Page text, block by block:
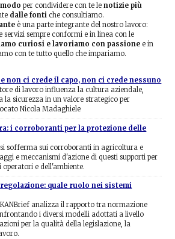
per condividere con te lenotizie più
dalle fonti che consultiamo.
è una parte integrante del nostro lavoro:
servizi sempre conformi e in linea con le
curiosi e lavoriamo con passione e in
con te tutto quello che impariamo.
non ci crede il capo, non ci crede nessuno
di lavoro influenza la cultura aziendale,
la sicurezza in un valore strategico per
Nicola Madaghiele
i corroboranti per la protezione delle
sofferma sui corroboranti in agricoltura e
e meccanismi d'azione di questi supporti per
e dell'ambiente.
quale ruolo nei sistemi
analizza il rapporto tra normazione
i diversi modelli adottati a livello
per la qualità della legislazione, la